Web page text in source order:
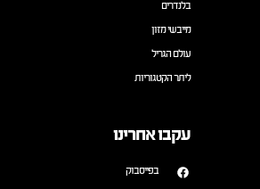
בלנדרים
מייבשי מזון
עולם הגריל
ליתר הקטגוריות
עקבו אחרינו
בפייסבוק